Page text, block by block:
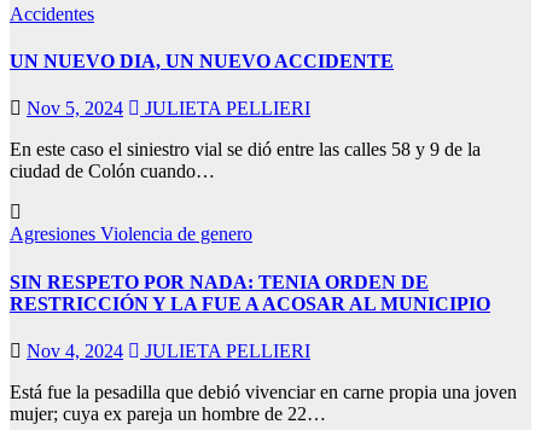
Accidentes
UN NUEVO DIA, UN NUEVO ACCIDENTE
Nov 5, 2024
JULIETA PELLIERI
En este caso el siniestro vial se dió entre las calles 58 y 9 de la
ciudad de Colón cuando…
Agresiones Violencia de genero
SIN RESPETO POR NADA: TENIA ORDEN DE
RESTRICCIÓN Y LA FUE A ACOSAR AL MUNICIPIO
Nov 4, 2024
JULIETA PELLIERI
Está fue la pesadilla que debió vivenciar en carne propia una joven
mujer; cuya ex pareja un hombre de 22…